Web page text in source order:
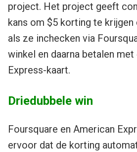
project. Het project geeft
kans om $5 korting te krijgen
als ze inchecken via
winkel en daarna betalen
Express-kaart.
Driedubbele win
Foursquare en American
ervoor dat de korting